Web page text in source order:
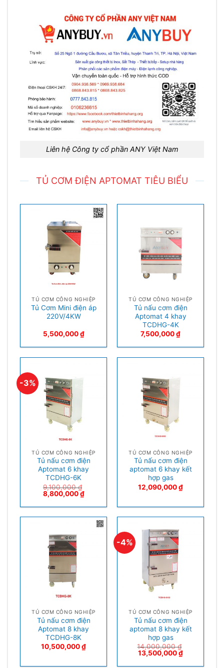
Liên hệ Công ty cổ phần ANY Việt Nam
TỦ CƠM ĐIỆN APTOMAT TIÊU BIỂU
TỦ CƠM CÔNG NGHIỆP
Tủ Cơm Mini điện áp
220V/4KW
5,500,000₫
TỦ CƠM CÔNG NGHIỆP
Tủ nấu cơm điện
Aptomat 4 khay
TCDHG-4K
7,500,000₫
-3%
TỦ CƠM CÔNG NGHIỆP
Tủ nấu cơm điện
Aptomat 6 khay
TCDHG-6K
9,100,000₫
8,800,000₫
TỦ CƠM CÔNG NGHIỆP
Tủ nấu cơm điện
aptomat 6 khay kết
hợp gas
12,090,000₫
TỦ CƠM CÔNG NGHIỆP
Tủ nấu cơm điện
Aptomat 8 khay
TCDHG-8K
10,500,000₫
-4%
TỦ CƠM CÔNG NGHIỆP
Tủ nấu cơm điện
aptomat 8 khay kết
hợp gas
14,000,000₫
13,500,000₫